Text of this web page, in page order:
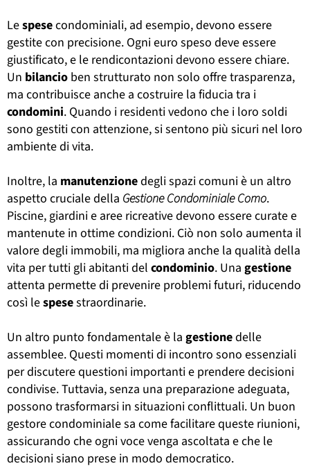
Lespesecondominiali, ad esempio, devono essere
gestite con precisione. Ogni euro speso deve essere
giustificato, e le rendicontazioni devono essere chiare.
Un bilancio ben strutturato non solo offre trasparenza,
ma contribuisce anche a costruire la fiducia tra i
condomini. Quando i residenti vedono che i loro soldi
sono gestiti con attenzione, si sentono più sicuri nel loro
ambiente di vita.
Inoltre, la manutenzionedegli spazi comuni è un altro
aspetto cruciale della Gestione Condominiale Como.
Piscine, giardini e aree ricreative devono essere curate e
mantenute in ottime condizioni. Ciò non solo aumenta il
valore degli immobili, ma migliora anche la qualità della
vita per tutti gli abitanti del condominio. Una gestione
attenta permette di prevenire problemi futuri, riducendo
così lespesestraordinarie.
Un altro punto fondamentale è la gestionedelle
assemblee. Questi momenti di incontro sono essenziali
per discutere questioni importanti e prendere decisioni
condivise. Tuttavia, senza una preparazione adeguata,
possono trasformarsi in situazioni conflittuali. Un buon
gestore condominiale sa come facilitare queste riunioni,
assicurando che ogni voce venga ascoltata e che le
decisioni siano prese in modo democratico.